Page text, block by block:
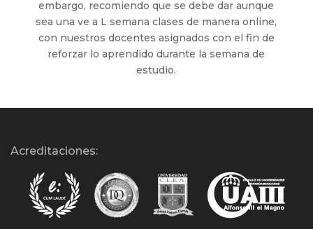
embargo, recomiendo que se debe dar aunque
sea una ve a L semana clases de manera online,
con nuestros docentes asignados con el fin de
reforzar lo aprendido durante la semana de
estudio.
Acreditaciones: